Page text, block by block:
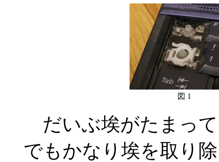
図 1
だいぶ埃がたまっ
でもかなり埃を取り